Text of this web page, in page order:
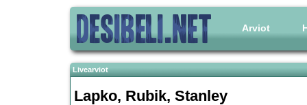
Arviot
Livearviot
Lapko, Rubik, Stanley